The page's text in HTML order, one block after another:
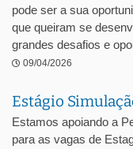
pode ser a sua
que queiram se
grandes desafios e
09/04/2026
Estágio
Estamos apoiando a
para as vagas de